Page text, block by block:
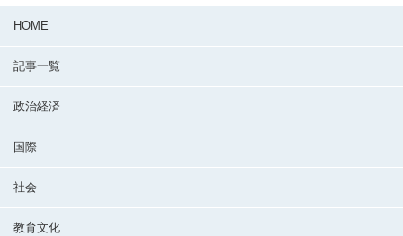
HOME
記事一覧
政治経済
国際
社会
教育文化